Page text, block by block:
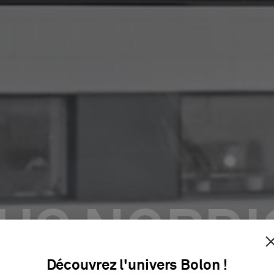
Découvrez l'univers Bolon !